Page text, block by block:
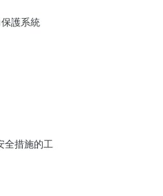
護系統
全措施的工